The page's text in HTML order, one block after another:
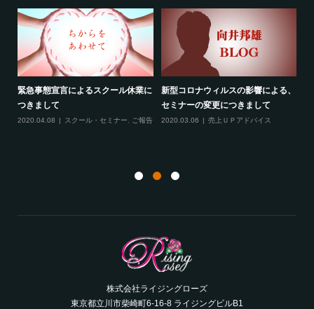
による、
最新のお知らせ２つ（2020年2月）
2020.02.19 ,スクー
ル・セミナー, ご報告,サロンコンサルティ
線維筋痛症という病気について
2020.02.10 ご報告,雑談
株式会社ライジングローズ
東京都立川市柴崎町6-16-8 ライジングビルB1